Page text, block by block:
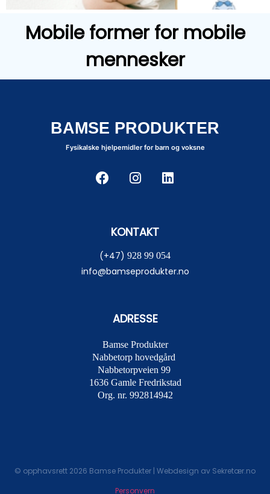
Mobile former for mobile
mennesker
BAMSE PRODUKTER
Fysikalske hjelpemidler for barn og voksne
KONTAKT
(+47) 928 99 054
info@bamseprodukter.no
ADRESSE
Bamse Produkter
Nabbetorp hovedgård
Nabbetorpveien 99
1636 Gamle Fredrikstad
Org. nr. 992814942
© opphavsrett 2026 Bamse Produkter | Webdesign av Sekretær.no
Personvern